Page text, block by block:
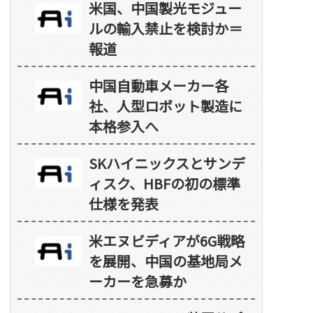
米国、中国製光モジュー
ルの輸入禁止を検討か＝
報道
中国自動車メーカー各
社、人型ロボット製造に
本格参入へ
SKハイニックスとサンデ
ィスク、HBFの初の標準
仕様を発表
米エヌビディアが6G戦略
を展開、中国の基地局メ
ーカーを急募か